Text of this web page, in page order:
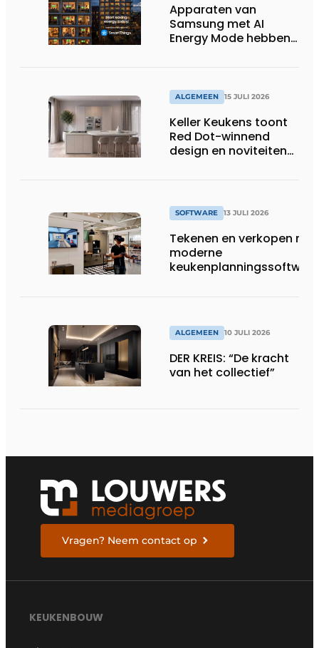
Apparaten van
Samsung met AI
Energy Mode hebben
huishoudens, wat
overeenkomt met het
wassen van 22.023.110
voetbalshirts
ALGEMEEN 15 JULI 2026
Keller Keukens toont
Red Dot-winnend
design en noviteiten
SOFTWARE 13 JULI 2026
Tekenen en verkopen met
moderne
keukenplanningssoftware
ALGEMEEN 10 JULI 2026
DER KREIS: “De kracht
van het collectief”
Vragen? Neem contact op
KEUKENBOUW